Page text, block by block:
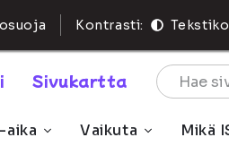
Kontrasti:
Sivukartta
aika Vaikuta Mikä